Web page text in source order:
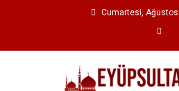
Cumartesi,